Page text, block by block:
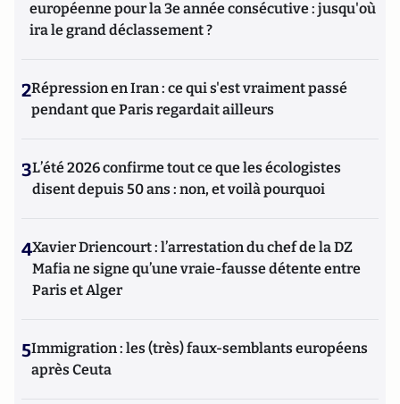
européenne pour la 3e année consécutive : jusqu'où
ira le grand déclassement ?
2Répression en Iran : ce qui s'est vraiment passé
pendant que Paris regardait ailleurs
3L’été 2026 confirme tout ce que les écologistes
disent depuis 50 ans : non, et voilà pourquoi
4Xavier Driencourt : l’arrestation du chef de la DZ
Mafia ne signe qu’une vraie-fausse détente entre
Paris et Alger
5Immigration : les (très) faux-semblants européens
après Ceuta